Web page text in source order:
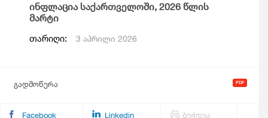
ინფლაცია საქართველოში, 2026 წლის
მარტი
თარიღი: 3 აპრილი 2026
გადმოწერა
Facebook Linkedin ბეჭდვა